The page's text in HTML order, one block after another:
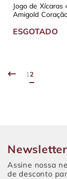
Jogo de Xícaras
Amigold
ESGOTADO
1 2
Newsletter
Assine nossa
de desconto